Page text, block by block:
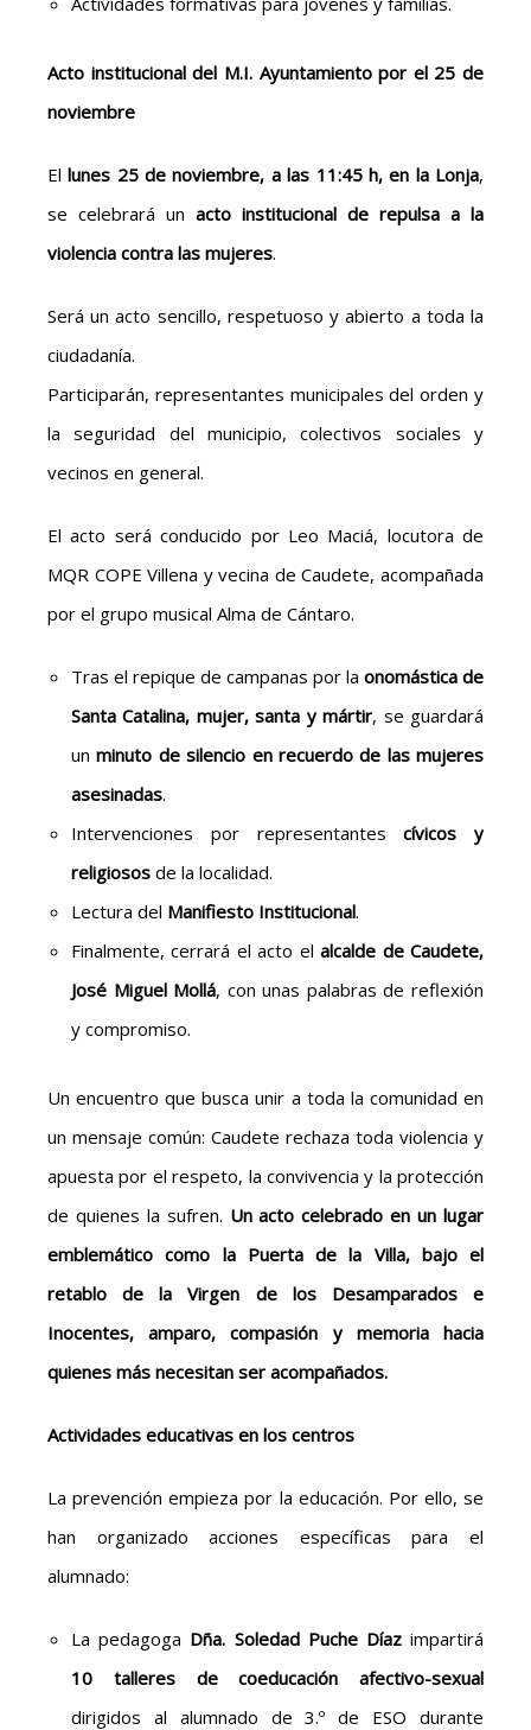
Acto institucional del M.I. Ayuntamiento por el 25 de
noviembre
Ellunes 25 de noviembre, a las 11:45 h, en la Lonja,
se celebrará un acto institucional de repulsa a la
violencia contra las mujeres.
Será un acto sencillo, respetuoso y abierto a toda la
ciudadanía.
Participarán, representantes municipales del orden y
la seguridad del municipio, colectivos sociales y
vecinos en general.
El acto será conducido por Leo Maciá, locutora de
MQR COPE Villena y vecina de Caudete, acompañada
por el grupo musical Alma de Cántaro.
Tras el repique de campanas por la onomástica de
Santa Catalina, mujer, santa y mártir, se guardará
unminuto de silencio en recuerdo de las mujeres
asesinadas.
Intervenciones por representantescívicos y
religiosos de la localidad.
Lectura del Manifiesto Institucional.
Finalmente, cerrará el acto elalcalde de Caudete,
José Miguel Mollá, con unas palabras de reflexión
y compromiso.
Un encuentro que busca unir a toda la comunidad en
un mensaje común: Caudete rechaza toda violencia y
apuesta por el respeto, la convivencia y la protección
de quienes la sufren. Un acto celebrado en un lugar
emblemático como la Puerta de la Villa, bajo el
retablo de la Virgen de los Desamparados e
Inocentes, amparo, compasión y memoria hacia
quienes más necesitan ser acompañados.
Actividades educativas en los centros
La prevención empieza por la educación. Por ello, se
han organizado acciones específicas para el
alumnado:
La pedagoga Dña. Soledad Puche Díazimpartirá
10 talleres de coeducación afectivo-sexual
dirigidos al alumnado de 3.º de ESO durante